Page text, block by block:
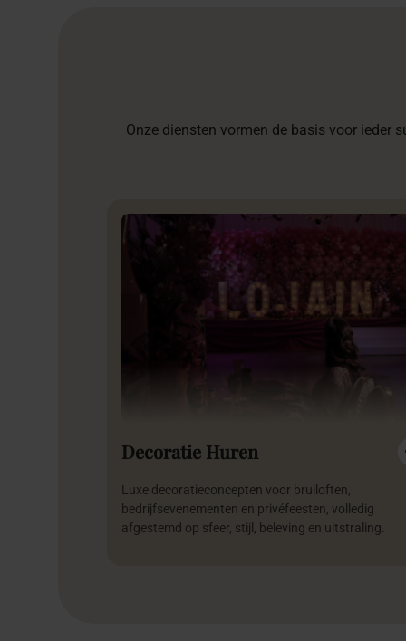
Onze diensten vormen de basis voor ieder
Decoratie Huren
Luxe decoratieconcepten voor bruiloften,
bedrijfsevenementen en privéfeesten, volledig
afgestemd op sfeer, stijl, beleving en uitstraling.